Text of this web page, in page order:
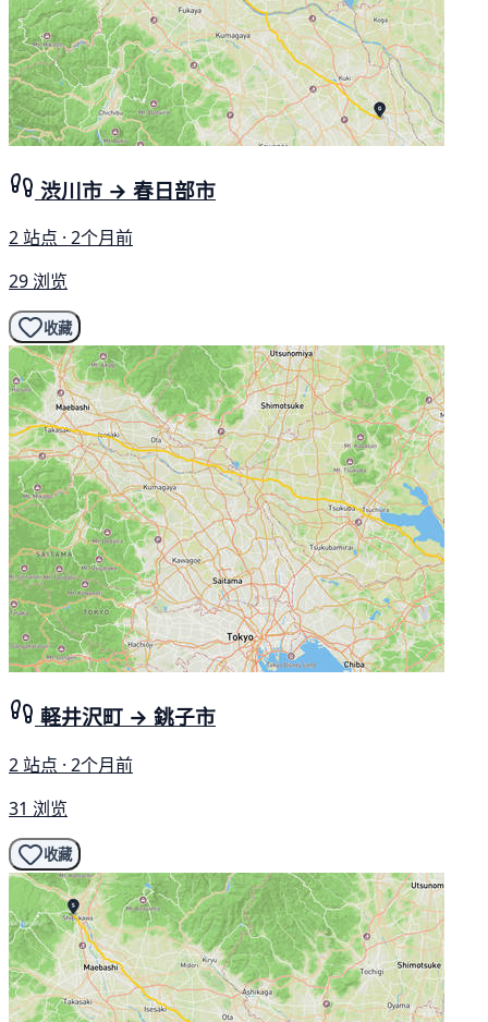
渋川市 → 春日部市
2 站点 · 2个月前
29 浏览
收藏
軽井沢町 → 銚子市
2 站点 · 2个月前
31 浏览
收藏